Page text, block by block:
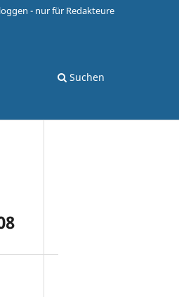
Suchen
- nur für Redakteure